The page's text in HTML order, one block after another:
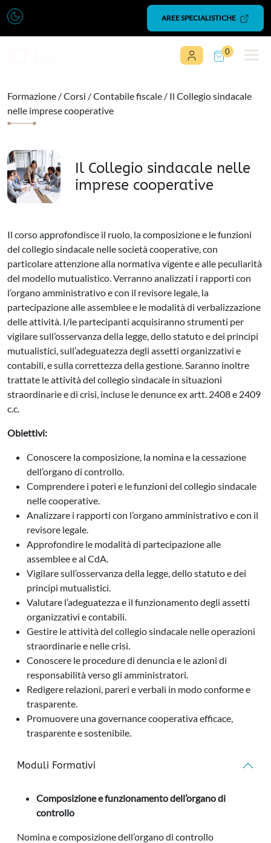
Vai al contenuto
AREE SPECIALISTICHE
0
Formazione /Corsi /Contabile fiscale / Il Collegio sindacale
nelle imprese cooperative
Il Collegio sindacale nelle
imprese cooperative
Il corso approfondisce il ruolo, la composizione e le funzioni
del collegio sindacale nelle società cooperative, con
particolare attenzione alla normativa vigente e alle peculiarità
del modello mutualistico. Verranno analizzati i rapporti con
l’organo amministrativo e con il revisore legale, la
partecipazione alle assemblee e le modalità di verbalizzazione
delle attività. I/le partecipanti acquisiranno strumenti per
vigilare sull’osservanza della legge, dello statuto e dei principi
mutualistici, sull’adeguatezza degli assetti organizzativi e
contabili, e sulla correttezza della gestione. Saranno inoltre
trattate le attività del collegio sindacale in situazioni
straordinarie e di crisi, incluse le denunce ex artt. 2408 e 2409
c.c.
Obiettivi:
Conoscere la composizione, la nomina e la cessazione
dell’organo di controllo.
Comprendere i poteri e le funzioni del collegio sindacale
nelle cooperative.
Analizzare i rapporti con l’organo amministrativo e con il
revisore legale.
Approfondire le modalità di partecipazione alle
assemblee e al CdA.
Vigilare sull’osservanza della legge, dello statuto e dei
principi mutualistici.
Valutare l’adeguatezza e il funzionamento degli assetti
organizzativi e contabili.
Gestire le attività del collegio sindacale nelle operazioni
straordinarie e nelle crisi.
Conoscere le procedure di denuncia e le azioni di
responsabilità verso gli amministratori.
Redigere relazioni, pareri e verbali in modo conforme e
trasparente.
Promuovere una governance cooperativa efficace,
trasparente e sostenibile.
Moduli Formativi
Composizione e funzionamento dell’organo di
controllo
Nomina e composizione dell’organo di controllo